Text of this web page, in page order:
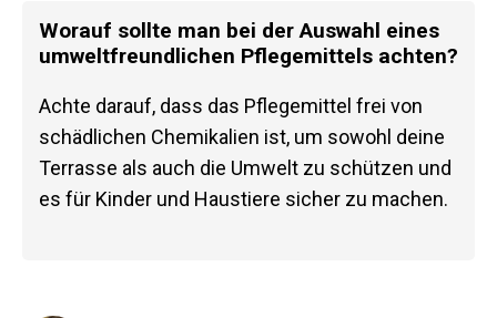
Worauf sollte man bei der Auswahl eines
umweltfreundlichen Pflegemittels achten?
Achte darauf, dass das Pflegemittel frei von
schädlichen Chemikalien ist, um sowohl deine
Terrasse als auch die Umwelt zu schützen und
es für Kinder und Haustiere sicher zu machen.